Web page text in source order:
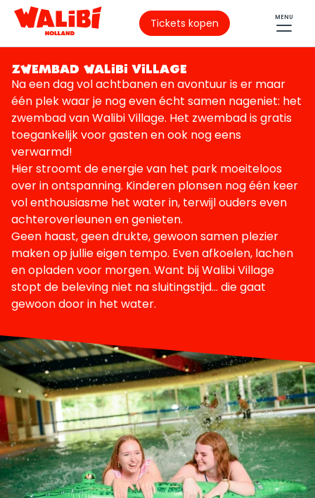
Tickets kopen MENU
ZWEMBAD WALIBI VILLAGE
Na een dag vol achtbanen en avontuur is er maar
één plek waar je nog even écht samen nageniet: het
zwembad van Walibi Village. Het zwembad is gratis
toegankelijk voor gasten en ook nog eens
verwarmd!
Hier stroomt de energie van het park moeiteloos
over in ontspanning. Kinderen plonsen nog één keer
vol enthousiasme het water in, terwijl ouders even
achteroverleunen en genieten.
Geen haast, geen drukte, gewoon samen plezier
maken op jullie eigen tempo. Even afkoelen, lachen
en opladen voor morgen. Want bij Walibi Village
stopt de beleving niet na sluitingstijd… die gaat
gewoon door in het water.